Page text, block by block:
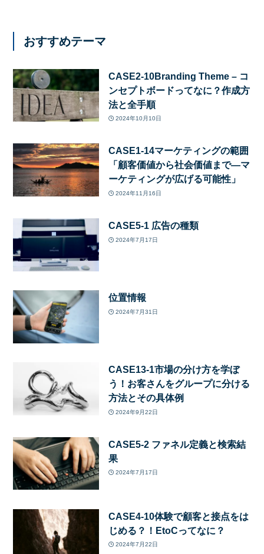
おすすめテーマ
CASE2-10Branding Theme – コ
ンセプトボードってなに？作成方
法と全手順
2024年10月10日
CASE1-14マーケティングの範囲
「顧客価値から社会価値まで—マ
ーケティングが広げる可能性」
2024年11月16日
CASE5-1 広告の種類
2024年7月17日
位置情報
2024年7月31日
CASE13-1市場の分け方を学ぼ
う！お客さんをグループに分ける
方法とその具体例
2024年9月22日
CASE5-2 ファネル定義と検索結
果
2024年7月17日
CASE4-10体験で顧客と接点をは
じめる？！EtoCってなに？
2024年7月22日